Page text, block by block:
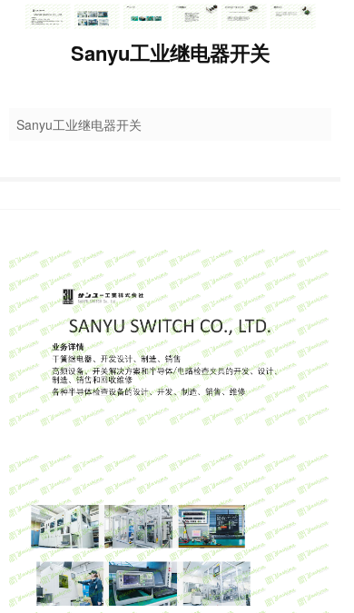
Sanyu工业继电器开关
Sanyu工业继电器开关